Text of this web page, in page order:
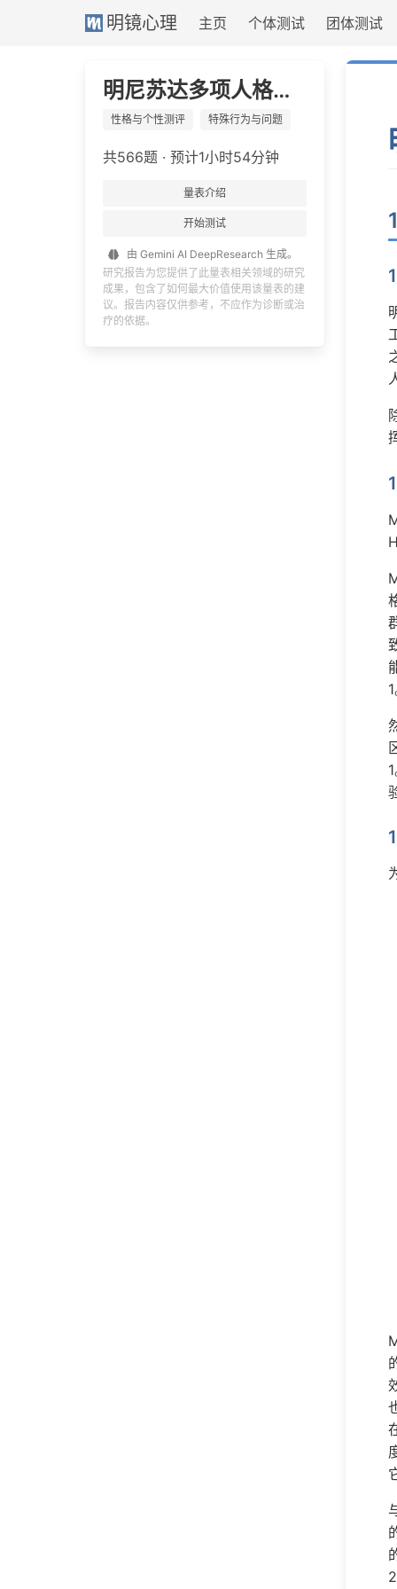
明镜心理 主页 个体测试 团体测试
明尼苏达多项人格测验
性格与个性测评 特殊行为与问题
共566题 · 预计1小时54分钟
量表介绍
开始测试
由 Gemini AI DeepResearch 生成。
研究报告为您提供了此量表相关领域的研究
成果，包含了如何最大价值使用该量表的建
议。报告内容仅供参考，不应作为诊断或治
疗的依据。